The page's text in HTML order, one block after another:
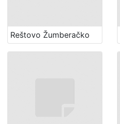
Reštovo Žumberačko